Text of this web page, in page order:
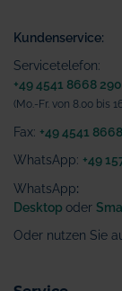
Kundenservice:
Servicetelefon:
+49 4541 8668 290
(Mo.-Fr. von 8.00 bis
Fax: +49 4541
WhatsApp: +49
WhatsApp:
Desktop oder
Oder nutzen Sie